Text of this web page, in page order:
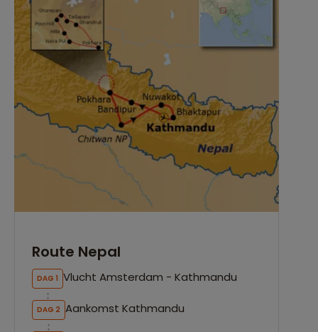
Route Nepal
DAG 1 Vlucht Amsterdam - Kathmandu
DAG 2 Aankomst Kathmandu